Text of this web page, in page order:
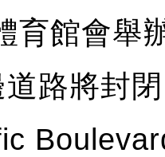
育館會舉
路將封